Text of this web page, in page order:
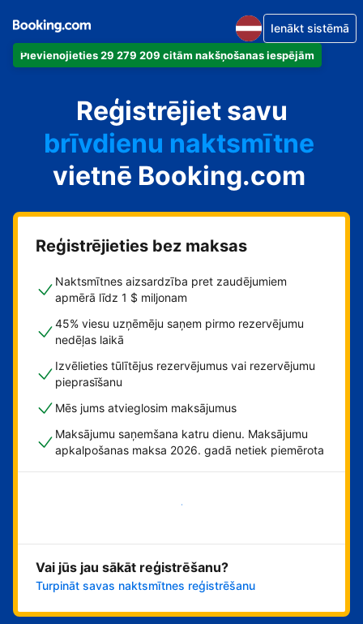
Pievienojieties 29 279 209 citām nakšņošanas iespējām
Ienākt sistēmā
Reģistrējiet savu
dzīvokli
viesnīcu
brīvdienu naktsmītne
viesu namu
pansiju
vietnē Booking.com
Reģistrējieties bez maksas
Naktsmītnes aizsardzība pret zaudējumiem
apmērā līdz 1 $ miljonam
45% viesu uzņēmēju saņem pirmo rezervējumu
nedēļas laikā
Izvēlieties tūlītējus rezervējumus vai rezervējumu
pieprasīšanu
Mēs jums atvieglosim maksājumus
Maksājumu saņemšana katru dienu. Maksājumu
apkalpošanas maksa 2026. gadā netiek piemērota
Sāciet tūlīt!
Vai jūs jau sākāt reģistrēšanu?
Turpināt savas naktsmītnes reģistrēšanu